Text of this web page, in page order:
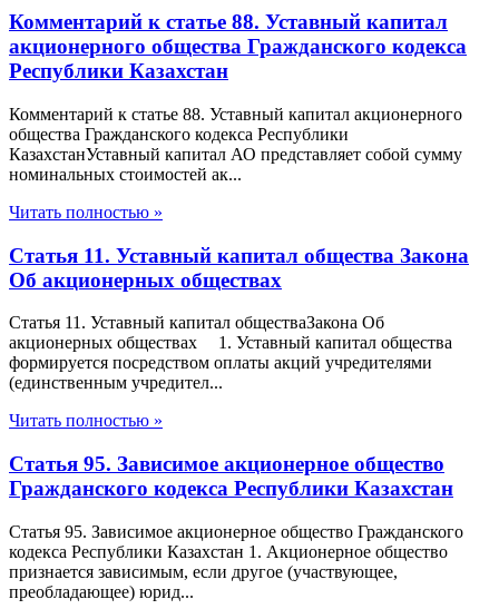
Комментарий к статье 88. Уставный капитал
акционерного общества Гражданского кодекса
Республики Казахстан
Комментарий к статье 88. Уставный капитал акционерного
общества Гражданского кодекса Республики
КазахстанУставный капитал АО представляет собой сумму
номинальных стоимостей ак...
Читать полностью »
Статья 11. Уставный капитал общества Закона
Об акционерных обществах
Статья 11. Уставный капитал обществаЗакона Об
акционерных обществах 1. Уставный капитал общества
формируется посредством оплаты акций учредителями
(единственным учредител...
Читать полностью »
Статья 95. Зависимое акционерное общество
Гражданского кодекса Республики Казахстан
Статья 95. Зависимое акционерное общество Гражданского
кодекса Республики Казахстан 1. Акционерное общество
признается зависимым, если другое (участвующее,
преобладающее) юрид...